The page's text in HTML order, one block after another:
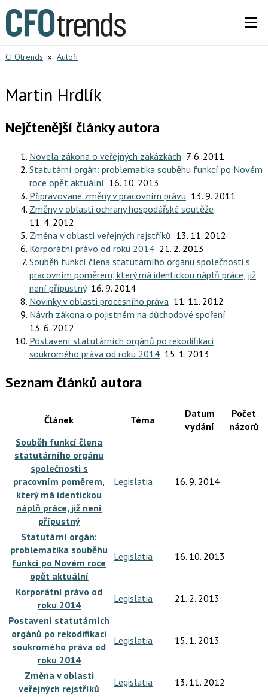
CFOtrends » Autoři
Martin Hrdlík
Nejčtenější články autora
Novela zákona o veřejných zakázkách 7. 6. 2011
Statutární orgán: problematika souběhu funkcí po Novém
roce opět aktuální 16. 10. 2013
Připravované změny v pracovním právu 13. 9. 2011
Změny v oblasti ochrany hospodářské soutěže
11. 4. 2012
Změna v oblasti veřejných rejstříků 13. 11. 2012
Korporátní právo od roku 2014 21. 2. 2013
Souběh funkcí člena statutárního orgánu společnosti s
pracovním poměrem, který má identickou náplň práce, již
není přípustný 16. 9. 2014
Novinky v oblasti procesního práva 11. 11. 2012
Návrh zákona o pojistném na důchodové spoření
13. 6. 2012
Postavení statutárních orgánů po rekodifikaci
soukromého práva od roku 2014 15. 1. 2013
Seznam článků autora
Článek Téma
Datum
vydání
Počet
názorů
Souběh funkcí člena
statutárního orgánu
společnosti s
pracovním poměrem,
který má identickou
náplň práce, již není
přípustný
Legislatia 16. 9. 2014
Statutární orgán:
problematika souběhu
funkcí po Novém roce
opět aktuální
Legislatia 16. 10. 2013
Korporátní právo od
roku 2014
Legislatia
21. 2. 2013
Postavení statutárních
orgánů po rekodifikaci
soukromého práva od
roku 2014
Legislatia 15. 1. 2013
Změna v oblasti
veřejných rejstříků
Legislatia
13. 11. 2012